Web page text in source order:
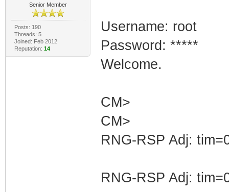
Senior Member
Posts: 190
Threads: 5
Joined: Feb 2012
Reputation: 14
Username: root
Password: *****
Welcome.
CM>
CM>
RNG-RSP Adj:
RNG-RSP Adj: